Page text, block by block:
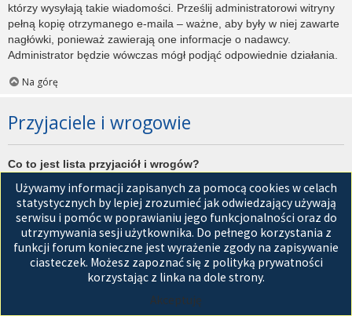
którzy wysyłają takie wiadomości. Prześlij administratorowi witryny
pełną kopię otrzymanego e-maila – ważne, aby były w niej zawarte
nagłówki, ponieważ zawierają one informacje o nadawcy.
Administrator będzie wówczas mógł podjąć odpowiednie działania.
Na górę
Przyjaciele i wrogowie
Co to jest lista przyjaciół i wrogów?
użytkowników witryny. Użytkownicy dodani do listy przyjaciół będą
wyświetleni na karciePrzyjacieleznajdującej się w panelu
zarządzania kontem. Z tego poziomu można szybko sprawdzić ich
status, a także wysłać prywatną wiadomość. Zależnie od
używanego stylu witryny, posty tych użytkowników mogą być
wyróżniane. Jeśli użytkownik zostanie dodany do listy wrogów,
Używamy informacji zapisanych za pomocą cookies w celach
statystycznych by lepiej zrozumieć jak odwiedzający używają
serwisu i pomóc w poprawianiu jego funkcjonalności oraz do
utrzymywania sesji użytkownika. Do pełnego korzystania z
funkcji forum konieczne jest wyrażenie zgody na zapisywanie
ciasteczek. Możesz zapoznać się z polityką prywatności
korzystając z linka na dole strony.
Akceptuję